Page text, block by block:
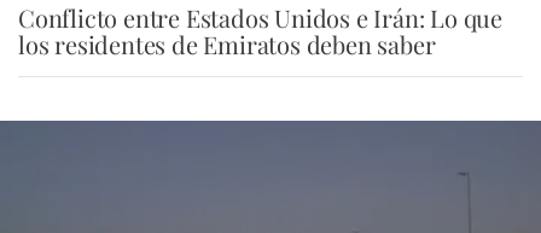
Conflicto entre Estados Unidos e Irán: Lo que
los residentes de Emiratos deben saber